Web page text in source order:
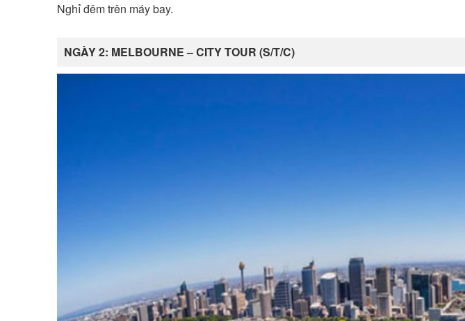
Nghỉ đêm trên máy bay.
NGÀY 2: MELBOURNE – CITY TOUR (S/T/C)